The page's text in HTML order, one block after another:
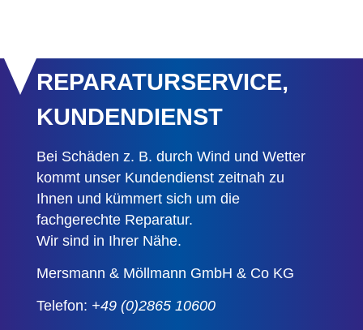
REPARATURSERVICE,
KUNDENDIENST
Bei Schäden z. B. durch Wind und Wetter
kommt unser Kundendienst zeitnah zu
Ihnen und kümmert sich um die
fachgerechte Reparatur.
Wir sind in Ihrer Nähe.
Mersmann & Möllmann GmbH & Co KG
Telefon: +49 (0)2865 10600